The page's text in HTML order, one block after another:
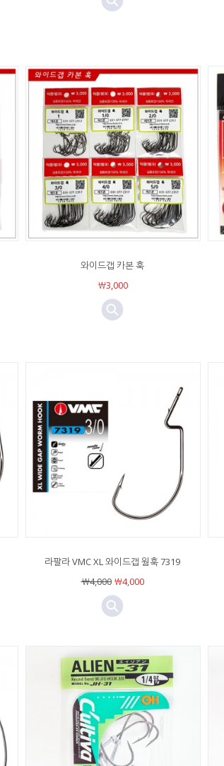
와이드갭 카본 훅
￦3,000
라팔라 VMC XL 와이드갭 웜훅 7319
￦4,000￦4,000